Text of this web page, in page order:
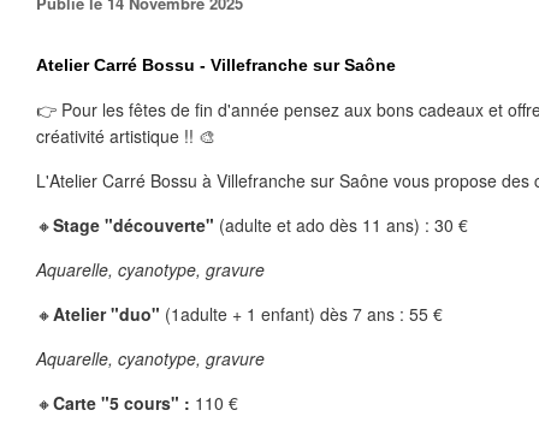
Atelier Carré Bossu - Villefranche sur Saône
👉 Pour les fêtes de fin d'année pensez aux bons cadeaux et
créativité artistique !! 🎨
L'Atelier Carré Bossu à Villefranche sur Saône vous propose des
🔸Stage "découverte" (adulte et ado dès 11 ans) : 30 €
Aquarelle, cyanotype, gravure
🔸Atelier "duo" (1adulte + 1 enfant) dès 7 ans : 55 €
Aquarelle, cyanotype, gravure
🔸Carte "5 cours" : 110 €